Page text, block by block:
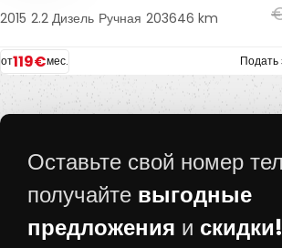
2015 2.2 Дизель Ручная 203646 km
от119€мес. Подать
Оставьте свой номер
получайте выгодные
предложения и скидки!